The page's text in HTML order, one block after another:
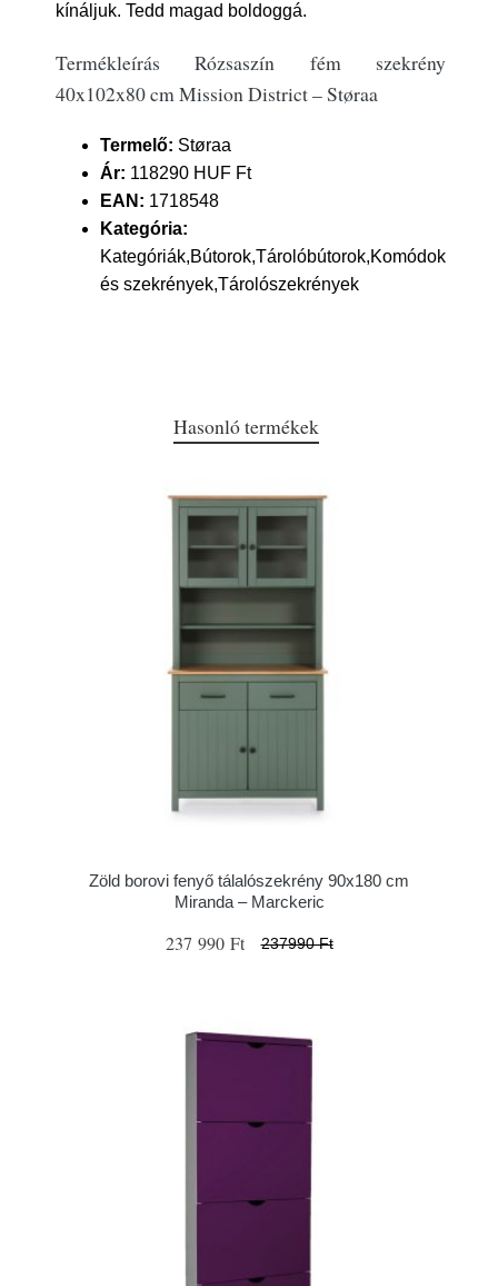
kínáljuk. Tedd magad boldoggá.
Termékleírás Rózsaszín fém szekrény
40x102x80 cm Mission District – Støraa
Termelő: Støraa
Ár: 118290 HUF Ft
EAN: 1718548
Kategória:
Kategóriák,Bútorok,Tárolóbútorok,Komódok
és szekrények,Tárolószekrények
Hasonló termékek
Zöld borovi fenyő tálalószekrény 90x180 cm
Miranda – Marckeric
237 990 Ft 237990 Ft